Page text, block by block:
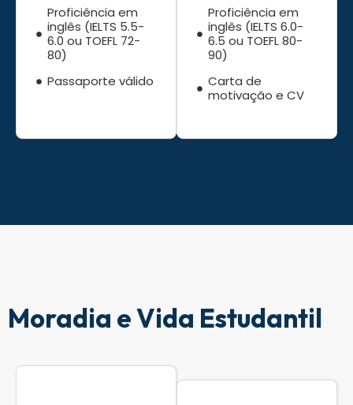
Proficiência em
inglês (IELTS 5.5-
6.0 ou TOEFL 72-
80)
Passaporte válido
Proficiência em
inglês (IELTS 6.0-
6.5 ou TOEFL 80-
90)
Carta de
motivação e CV
Moradia e Vida Estudantil